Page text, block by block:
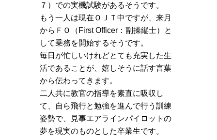
７）での実機試験があるそうです。
もう一人は現在ＯＪＴ中ですが、来月
からＦＯ（First Officer：副操縦士）と
して乗務を開始するそうです。
毎日が忙しいけれどとても充実した生
活であることが、嬉しそうに話す言葉
から伝わってきます。
二人共に教官の指導を素直に吸収し
て、自ら飛行と勉強を進んで行う訓練
姿勢で、見事エアラインパイロットの
夢を現実のものとした卒業生です。